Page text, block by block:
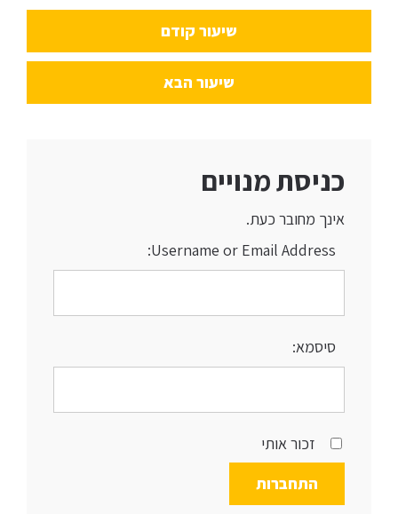
שיעור קודם
שיעור הבא
כניסת מנויים
אינך מחובר כעת.
Username or Email Address:
סיסמא:
זכור אותי